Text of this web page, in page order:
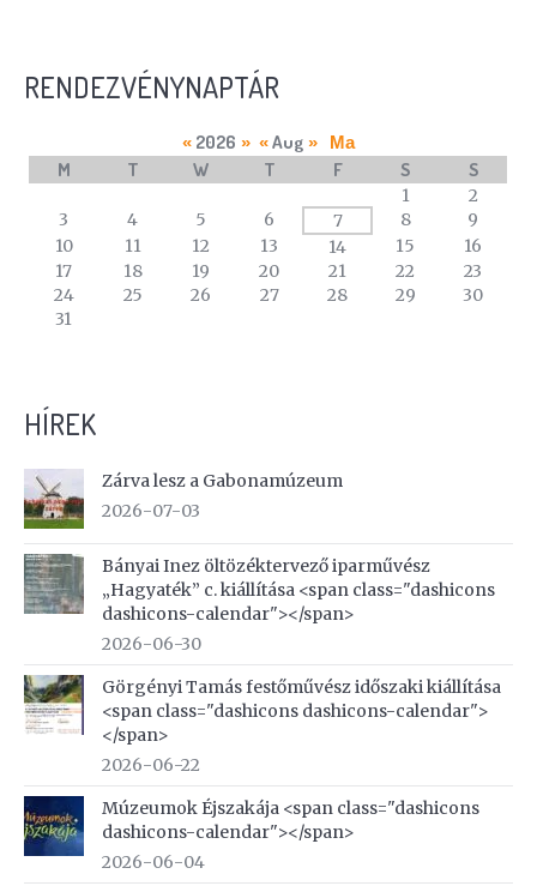
RENDEZVÉNYNAPTÁR
calendar
events
« 2026 » « Aug » Ma
M T W T F S S
1
2
3
4 5 6 7 8
9
10
11 12 13 14 15
16
17
18 19 20 21 22
23
24
25 26 27 28 29
30
31
HÍREK
Zárva lesz a Gabonamúzeum
2026-07-03
Bányai Inez öltözéktervező iparművész
„Hagyaték” c. kiállítása <span class="dashicons
dashicons-calendar"></span>
2026-06-30
Görgényi Tamás festőművész időszaki kiállítása
<span class="dashicons dashicons-calendar">
</span>
2026-06-22
Múzeumok Éjszakája <span class="dashicons
dashicons-calendar"></span>
2026-06-04